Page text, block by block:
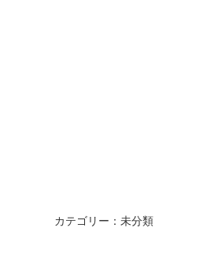
カテゴリー：未分類